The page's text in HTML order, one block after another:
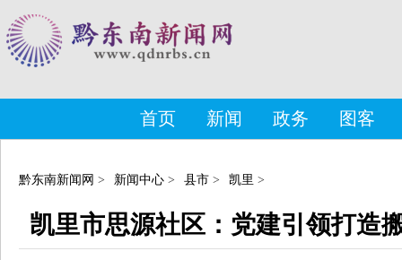
首页 新闻 政务 图客
黔东南新闻网 > 新闻中心 > 县市 > 凯里 >
凯里市思源社区：党建引领打造